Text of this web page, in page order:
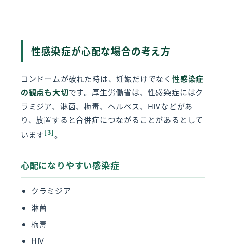
性感染症が心配な場合の考え方
コンドームが破れた時は、妊娠だけでなく 性感染症
の観点も大切です。厚生労働省は、性感染症にはク
ラミジア、淋菌、梅毒、ヘルペス、HIVなどがあ
り、放置すると合併症につながることがあるとして
います[3]。
心配になりやすい感染症
クラミジア
淋菌
梅毒
HIV